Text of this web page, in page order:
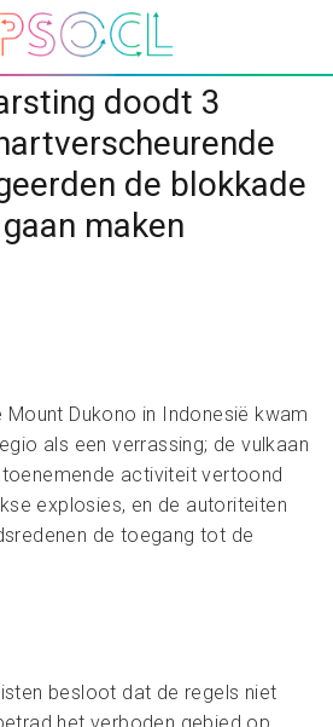
doodt 3
de blokkade
maken
Mount Dukono in Indonesië kwam
als een verrassing; de vulkaan
activiteit vertoond
explosies, en de autoriteiten
de toegang tot de
besloot dat de regels niet